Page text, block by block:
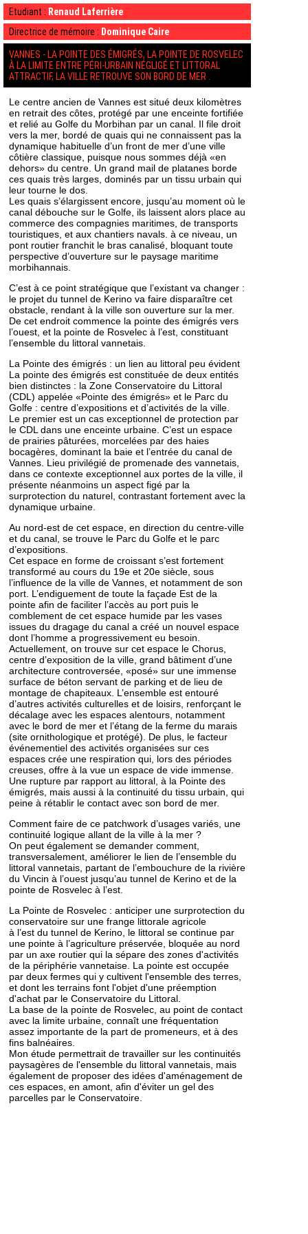
Etudiant : Renaud Laferrière
Directrice de mémoire : Dominique Caire
VANNES - LA POINTE DES ÉMIGRÉS, LA POINTE DE ROSVELEC
À LA LIMITE ENTRE PÉRI-URBAIN NÉGLIGÉ ET LITTORAL
ATTRACTIF, LA VILLE RETROUVE SON BORD DE MER .
Le centre ancien de Vannes est situé deux kilomètres
en retrait des côtes, protégé par une enceinte fortifiée
et relié au Golfe du Morbihan par un canal. Il file droit
vers la mer, bordé de quais qui ne connaissent pas la
dynamique habituelle d’un front de mer d’une ville
côtière classique, puisque nous sommes déjà «en
dehors» du centre. Un grand mail de platanes borde
ces quais très larges, dominés par un tissu urbain qui
leur tourne le dos.
Les quais s’élargissent encore, jusqu’au moment où le
canal débouche sur le Golfe, ils laissent alors place au
commerce des compagnies maritimes, de transports
touristiques, et aux chantiers navals. à ce niveau, un
pont routier franchit le bras canalisé, bloquant toute
perspective d’ouverture sur le paysage maritime
morbihannais.
C’est à ce point stratégique que l’existant va changer :
le projet du tunnel de Kerino va faire disparaître cet
obstacle, rendant à la ville son ouverture sur la mer.
De cet endroit commence la pointe des émigrés vers
l’ouest, et la pointe de Rosvelec à l’est, constituant
l’ensemble du littoral vannetais.
La Pointe des émigrés : un lien au littoral peu évident
La pointe des émigrés est constituée de deux entités
bien distinctes : la Zone Conservatoire du Littoral
(CDL) appelée «Pointe des émigrés» et le Parc du
Golfe : centre d’expositions et d’activités de la ville.
Le premier est un cas exceptionnel de protection par
le CDL dans une enceinte urbaine. C’est un espace
de prairies pâturées, morcelées par des haies
bocagères, dominant la baie et l’entrée du canal de
Vannes. Lieu privilégié de promenade des vannetais,
dans ce contexte exceptionnel aux portes de la ville, il
présente néanmoins un aspect figé par la
surprotection du naturel, contrastant fortement avec la
dynamique urbaine.
Au nord-est de cet espace, en direction du centre-ville
et du canal, se trouve le Parc du Golfe et le parc
d’expositions.
Cet espace en forme de croissant s’est fortement
transformé au cours du 19e et 20e siècle, sous
l’influence de la ville de Vannes, et notamment de son
port. L’endiguement de toute la façade Est de la
pointe afin de faciliter l’accès au port puis le
comblement de cet espace humide par les vases
issues du dragage du canal a créé un nouvel espace
dont l’homme a progressivement eu besoin.
Actuellement, on trouve sur cet espace le Chorus,
centre d’exposition de la ville, grand bâtiment d’une
architecture controversée, «posé» sur une immense
surface de béton servant de parking et de lieu de
montage de chapiteaux. L’ensemble est entouré
d’autres activités culturelles et de loisirs, renforçant le
décalage avec les espaces alentours, notamment
avec le bord de mer et l’étang de la ferme du marais
(site ornithologique et protégé). De plus, le facteur
événementiel des activités organisées sur ces
espaces crée une respiration qui, lors des périodes
creuses, offre à la vue un espace de vide immense.
Une rupture par rapport au littoral, à la Pointe des
émigrés, mais aussi à la continuité du tissu urbain, qui
peine à rétablir le contact avec son bord de mer.
Comment faire de ce patchwork d’usages variés, une
continuité logique allant de la ville à la mer ?
On peut également se demander comment,
transversalement, améliorer le lien de l’ensemble du
littoral vannetais, partant de l’embouchure de la rivière
du Vincin à l’ouest jusqu’au tunnel de Kerino et de la
pointe de Rosvelec à l’est.
La Pointe de Rosvelec : anticiper une surprotection du
conservatoire sur une frange littorale agricole
à l’est du tunnel de Kerino, le littoral se continue par
une pointe à l’agriculture préservée, bloquée au nord
par un axe routier qui la sépare des zones d'activités
de la périphérie vannetaise. La pointe est occupée
par deux fermes qui y cultivent l'ensemble des terres,
et dont les terrains font l'objet d'une préemption
d'achat par le Conservatoire du Littoral.
La base de la pointe de Rosvelec, au point de contact
avec la limite urbaine, connaît une fréquentation
assez importante de la part de promeneurs, et à des
fins balnéaires.
Mon étude permettrait de travailler sur les continuités
paysagères de l'ensemble du littoral vannetais, mais
également de proposer des idées d'aménagement de
ces espaces, en amont, afin d'éviter un gel des
parcelles par le Conservatoire.